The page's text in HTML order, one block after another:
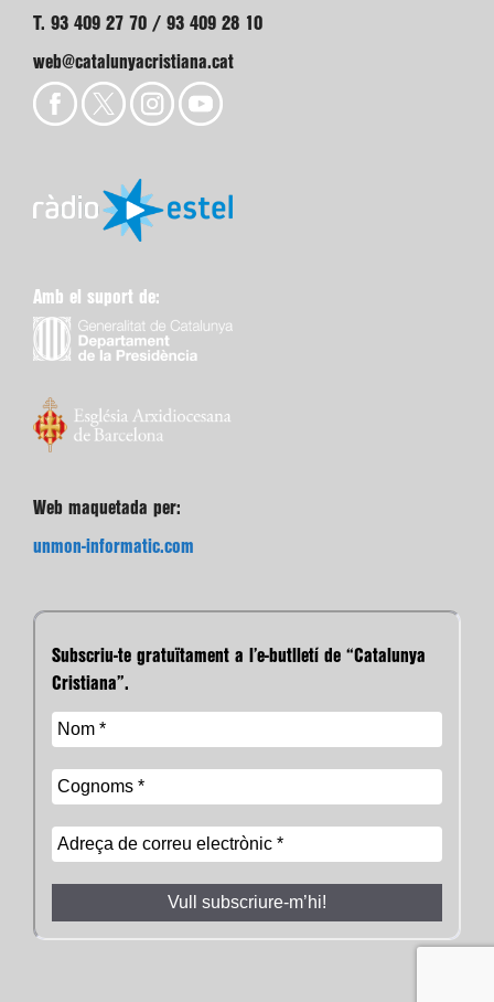
T. 93 409 27 70 / 93 409 28 10
web@catalunyacristiana.cat
Amb el suport de:
Web maquetada per:
unmon-informatic.com
Subscriu-te gratuïtament a l’e-butlletí de “Catalunya
Cristiana”.